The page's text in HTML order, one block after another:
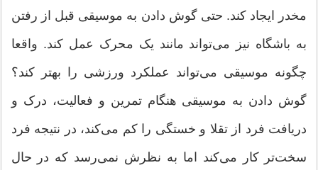
مخدر ایجاد کند. حتی گوش دادن به موسیقی قبل از رفتن
به باشگاه نیز می‌تواند مانند یک محرک عمل کند. واقعا
چگونه موسیقی می‌تواند عملکرد ورزشی را بهتر کند؟
گوش دادن به موسیقی هنگام تمرین و فعالیت، درک و
دریافت فرد از تقلا و خستگی را کم می‌کند، در نتیجه فرد
سخت‌تر کار می‌کند اما به نظرش نمی‌رسد که در حال